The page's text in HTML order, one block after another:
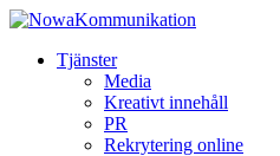
Tjänster
Media
Kreativt innehåll
PR
Rekrytering online